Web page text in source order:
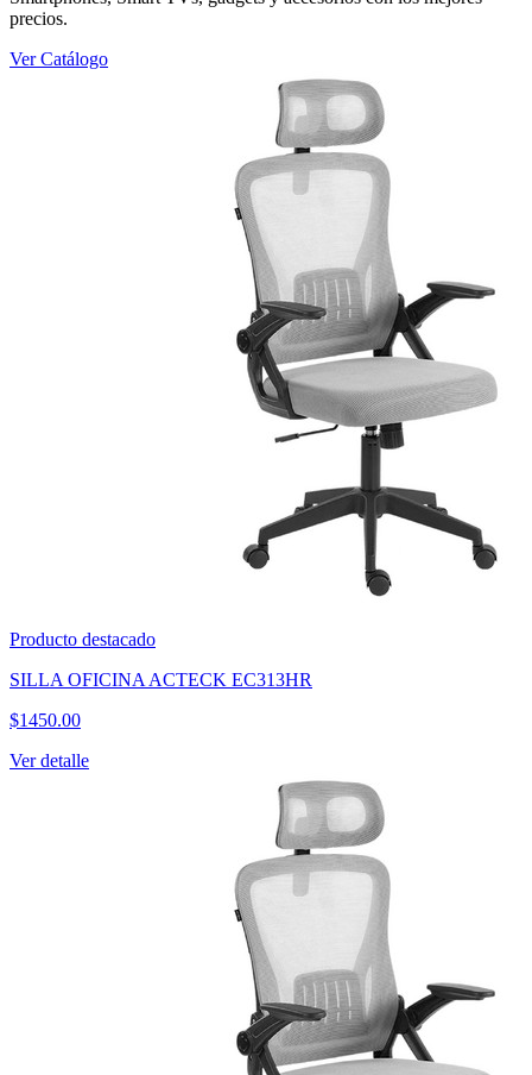
precios.
Ver Catálogo
Producto destacado
SILLA OFICINA ACTECK EC313HR
$1450.00
Ver detalle